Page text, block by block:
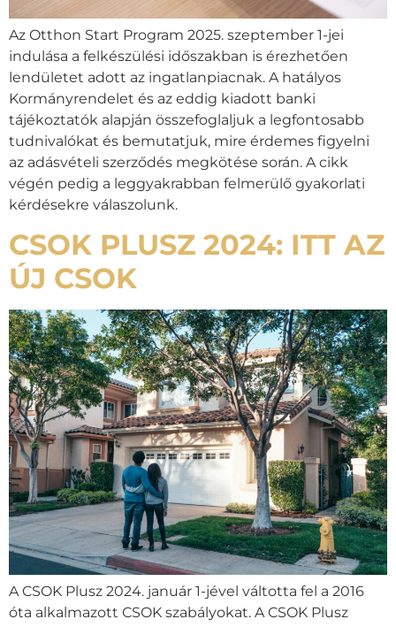
Az Otthon Start Program 2025. szeptember 1-jei
indulása a felkészülési időszakban is érezhetően
lendületet adott az ingatlanpiacnak. A hatályos
Kormányrendelet és az eddig kiadott banki
tájékoztatók alapján összefoglaljuk a legfontosabb
tudnivalókat és bemutatjuk, mire érdemes figyelni
az adásvételi szerződés megkötése során. A cikk
végén pedig a leggyakrabban felmerülő gyakorlati
kérdésekre válaszolunk.
CSOK PLUSZ 2024: ITT AZ
ÚJ CSOK
A CSOK Plusz 2024. január 1-jével váltotta fel a 2016
óta alkalmazott CSOK szabályokat. A CSOK Plusz